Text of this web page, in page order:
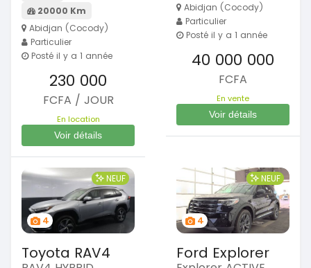
20000 Km
Abidjan (Cocody)
Particulier
Posté il y a 1 année
230 000
FCFA / JOUR
En location
Voir détails
Abidjan (Cocody)
Particulier
Posté il y a 1 année
40 000 000
FCFA
En vente
Voir détails
4
NEUF
Toyota RAV4
4
NEUF
Ford Explorer